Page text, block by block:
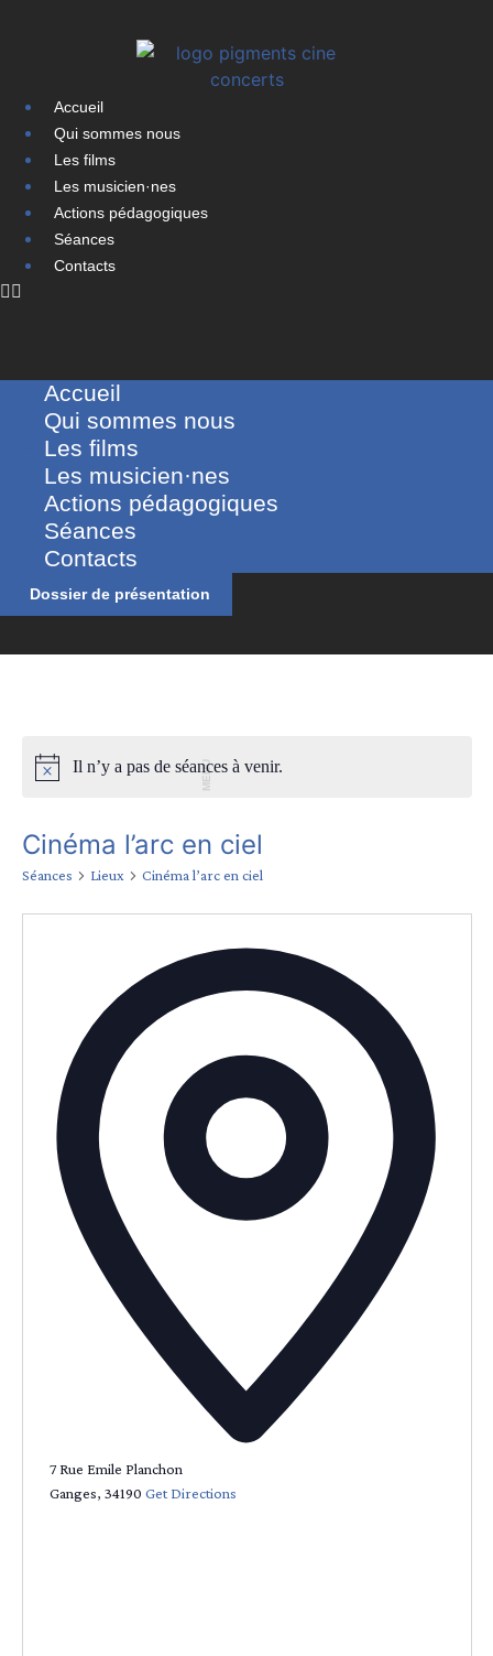
Accueil
Qui sommes nous
Les films
Les musicien·nes
Actions pédagogiques
Séances
Contacts
Accueil
Qui sommes nous
Les films
Les musicien·nes
Actions pédagogiques
Séances
Contacts
MENU
Dossier de présentation
Il n’y a pas de séances à venir.
Cinéma l’arc en ciel
Séances Lieux Cinéma l’arc en ciel
7 Rue Emile Planchon
Ganges, 34190 Get Directions